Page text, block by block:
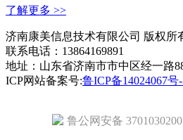
了解更多 >>
济南康美信息技术有限公司 版权所
联系电话：13864169891
地址：山东省济南市市中区经一路
ICP网站备案号:鲁ICP备14024067号
鲁公网安备